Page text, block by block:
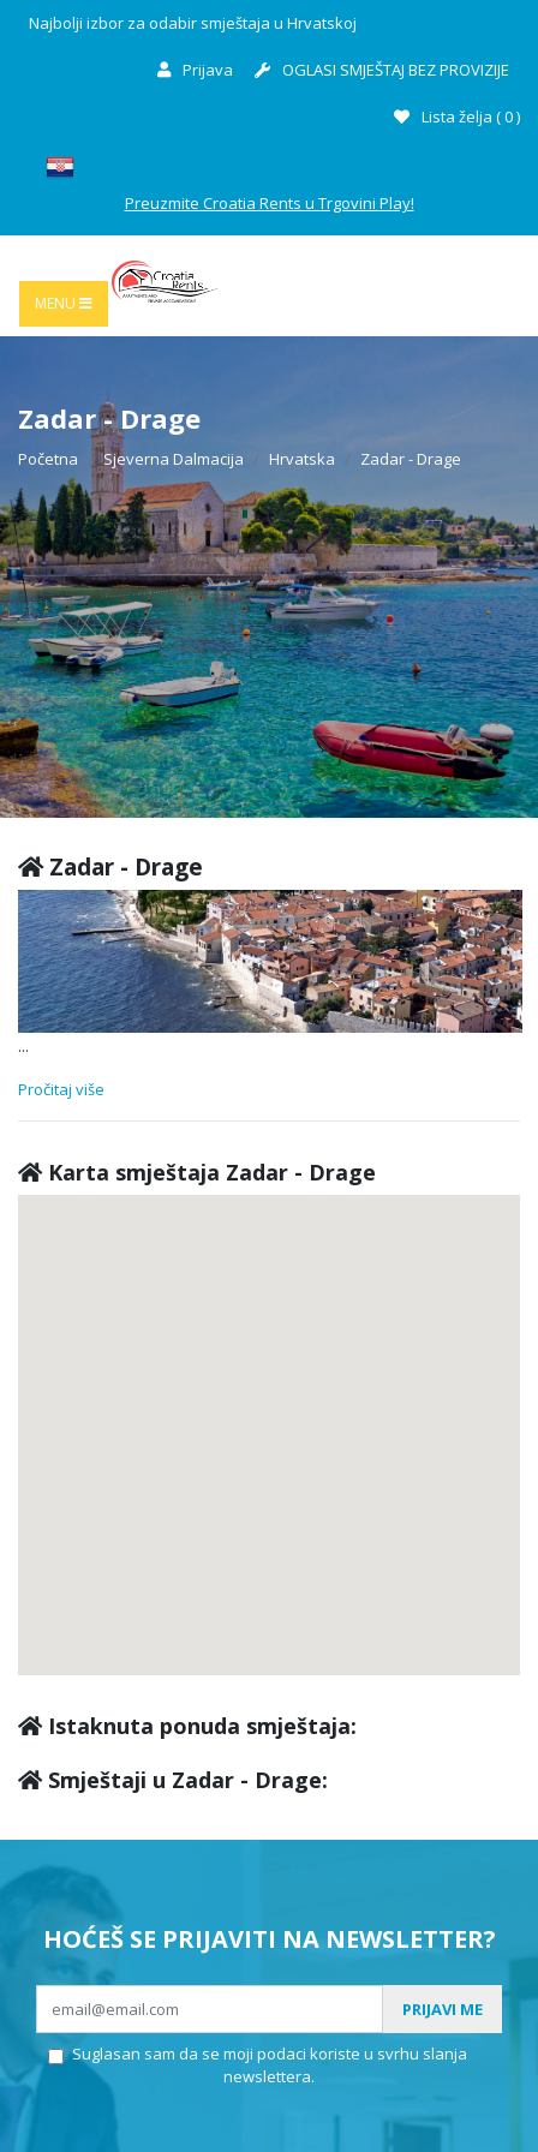
Najbolji izbor za odabir smještaja u Hrvatskoj
Prijava OGLASI SMJEŠTAJ BEZ PROVIZIJE
Lista želja (0)
Preuzmite Croatia Rents u Trgovini Play!
MENU
Zadar - Drage
Početna Sjeverna Dalmacija Hrvatska Zadar - Drage
Zadar - Drage
...
Pročitaj više
Karta smještaja Zadar - Drage
Istaknuta ponuda smještaja:
Smještaji u Zadar - Drage:
HOĆEŠ SE PRIJAVITI NA NEWSLETTER?
PRIJAVI ME
Suglasan sam da se moji podaci koriste u svrhu slanja
newslettera.